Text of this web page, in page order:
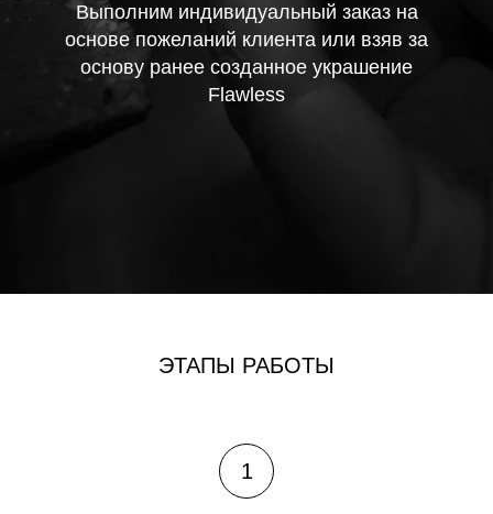
Выполним индивидуальный заказ на
основе пожеланий клиента или взяв за
основу ранее созданное украшение
Flawless
1
ЭТАПЫ РАБОТЫ